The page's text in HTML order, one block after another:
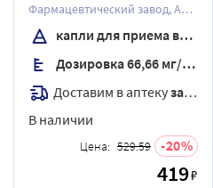
Фармацевтический завод, АО
Отдел Медана в Серадзе
капли для приема внутрь
Дозировка 66,66 мг/мл
Доставим в аптекузавтра
В наличии
Цена: 529.59 20
419₽